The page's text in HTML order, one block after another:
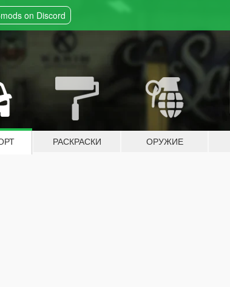
on Discord
РАСКРАСКИ ОРУЖИЕ